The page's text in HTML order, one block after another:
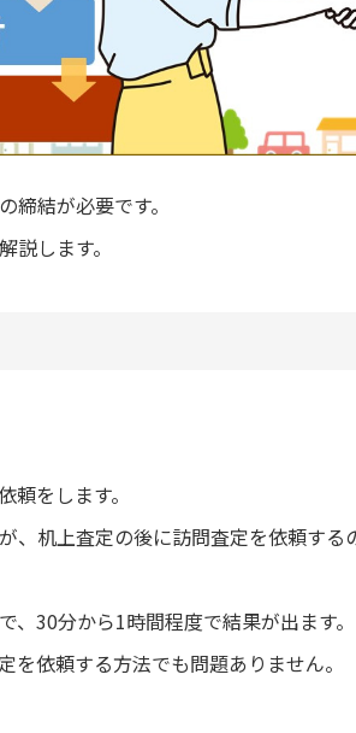
結が必要です。
します。
をします。
机上査定の後に訪問査定を依頼する
30分から1時間程度で結果が出ます。
依頼する方法でも問題ありません。